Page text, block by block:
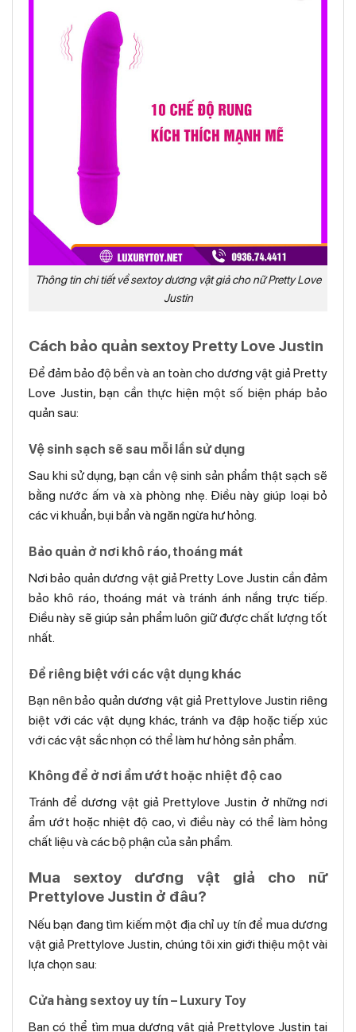
Thông tin chi tiết về sextoy dương vật giả cho nữ Pretty Love
Justin
Cách bảo quản sextoy Pretty Love Justin
Để đảm bảo độ bền và an toàn cho dương vật giả Pretty
Love Justin, bạn cần thực hiện một số biện pháp bảo
quản sau:
Vệ sinh sạch sẽ sau mỗi lần sử dụng
Sau khi sử dụng, bạn cần vệ sinh sản phẩm thật sạch sẽ
bằng nước ấm và xà phòng nhẹ. Điều này giúp loại bỏ
các vi khuẩn, bụi bẩn và ngăn ngừa hư hỏng.
Bảo quản ở nơi khô ráo, thoáng mát
Nơi bảo quản dương vật giả Pretty Love Justin cần đảm
bảo khô ráo, thoáng mát và tránh ánh nắng trực tiếp.
Điều này sẽ giúp sản phẩm luôn giữ được chất lượng tốt
nhất.
Để riêng biệt với các vật dụng khác
Bạn nên bảo quản dương vật giả Prettylove Justin riêng
biệt với các vật dụng khác, tránh va đập hoặc tiếp xúc
với các vật sắc nhọn có thể làm hư hỏng sản phẩm.
Không để ở nơi ẩm ướt hoặc nhiệt độ cao
Tránh để dương vật giả Prettylove Justin ở những nơi
ẩm ướt hoặc nhiệt độ cao, vì điều này có thể làm hỏng
chất liệu và các bộ phận của sản phẩm.
Mua sextoy dương vật giả cho nữ
Prettylove Justin ở đâu?
Nếu bạn đang tìm kiếm một địa chỉ uy tín để mua dương
vật giả Prettylove Justin, chúng tôi xin giới thiệu một vài
lựa chọn sau:
Cửa hàng sextoy uy tín – Luxury Toy
Bạn có thể tìm mua dương vật giả Prettylove Justin tại